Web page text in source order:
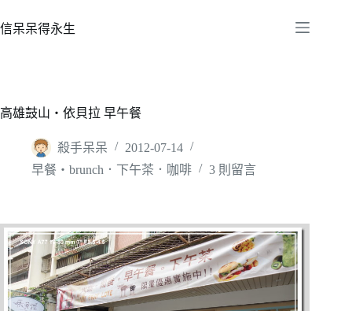
至
容
信呆呆得永生
高雄鼓山‧依貝拉 早午餐
殺手呆呆
2012-07-14
早餐‧brunch．下午茶．咖啡
3 則留言